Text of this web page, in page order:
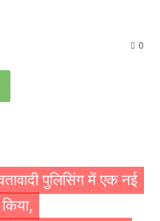
0
पुलिसिंग में एक नई